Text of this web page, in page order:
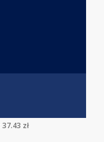
37.43 zł